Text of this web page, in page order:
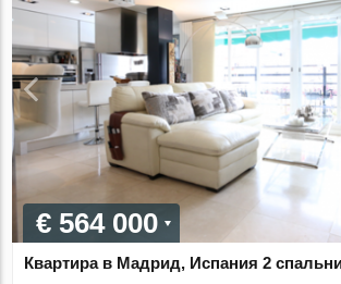
€ 564 000
Квартира в Мадрид, Испания 2